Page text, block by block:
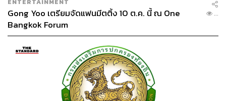
Gong Yoo เตรียมจัดแฟนมีตติ้ง 10 ต.ค. นี้ ณ One
Bangkok Forum
...